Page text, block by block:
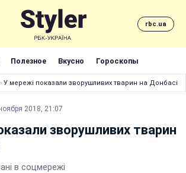
rbc.ua
Полезное Вкусно Гороскопы
› У мережі показали зворушливих тварин на Донбасі
2018, 21:07
зворушливих тварин
в соцмережі